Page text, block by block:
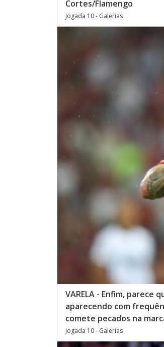
Cortes/Flamengo
Jogada 10 - Galerias
VARELA - Enfim, parece
aparecendo com
comete pecados na
Jogada 10 - Galerias